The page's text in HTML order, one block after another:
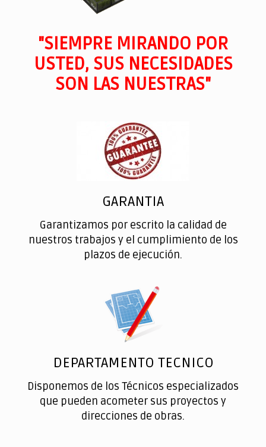
"SIEMPRE MIRANDO POR
USTED, SUS NECESIDADES
SON LAS NUESTRAS"
GARANTIA
Garantizamos por escrito la calidad de
nuestros trabajos y el cumplimiento de los
plazos de ejecución.
DEPARTAMENTO TECNICO
Disponemos de los Técnicos especializados
que pueden acometer sus proyectos y
direcciones de obras.